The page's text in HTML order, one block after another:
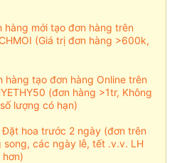
mới tạo đơn hàng trên
(Giá trị đơn hàng >600k,
tạo đơn hàng Online trên
(đơn hàng >1tr, Không
lượng có hạn)
hoa trước 2 ngày (đơn trên
các ngày lễ, tết .v.v. LH